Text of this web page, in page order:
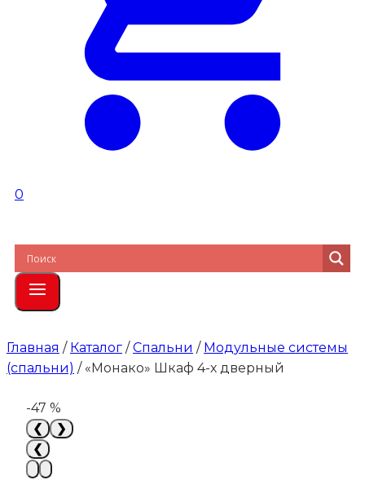
0
Главная / Каталог / Спальни / Модульные системы
(спальни) / «Монако» Шкаф 4-х дверный
-47 %
❮
❯
❮